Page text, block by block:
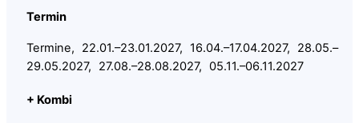
Termin
Termine, 22.01.–23.01.2027, 16.04.–17.04.2027, 28.05.–
29.05.2027, 27.08.–28.08.2027, 05.11.–06.11.2027
+ Kombi